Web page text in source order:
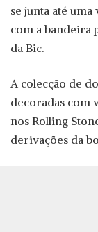
se junta até
com a bandeira
da Bic.
A colecção de
decoradas com
nos Rolling
derivações da